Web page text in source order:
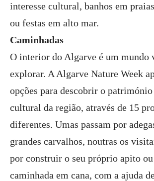
interesse cultural, banhos em
ou festas em alto mar.
Caminhadas
O interior do Algarve é um mundo
explorar. A Algarve Nature Week
opções para descobrir o
cultural da região, através de 15
diferentes. Umas passam por
grandes carvalhos, noutras os
por construir o seu próprio apito ou
caminhada em cana, com a ajuda